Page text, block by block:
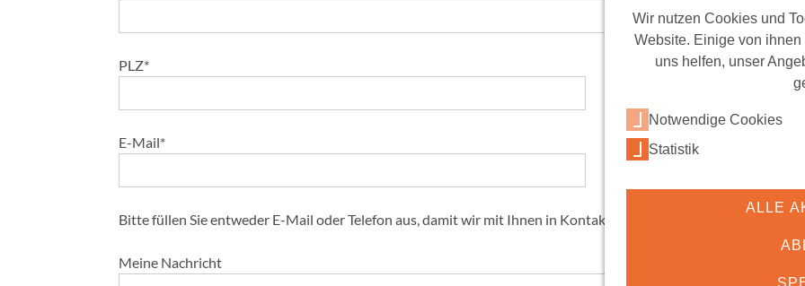
PLZ*
E-Mail* Telefon
Bitte füllen Sie entweder E-Mail oder Telefon aus, damit wir mit Ihnen in Kontakt treten können.
Meine Nachricht
Wir nutzen Cookies und
Website. Einige von
uns helfen, unser
Notwendige Cookies
Statistik
ALLE